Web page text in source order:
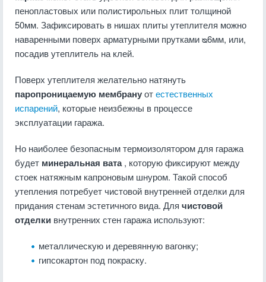
пенопластовых или полистирольных плит толщиной
50мм. Зафиксировать в нишах плиты утеплителя можно
наваренными поверх арматурными прутками ᴓ6мм, или,
посадив утеплитель на клей.
Поверх утеплителя желательно натянуть
паропроницаемую мембрануотестественных
испарений, которые неизбежны в процессе
эксплуатации гаража.
Но наиболее безопасным термоизолятором для гаража
будет минеральная вата, которую фиксируют между
стоек натяжным капроновым шнуром. Такой способ
утепления потребует чистовой внутренней отделки для
придания стенам эстетичного вида. Для чистовой
отделки внутренних стен гаража используют:
металлическую и деревянную вагонку;
гипсокартон под покраску.